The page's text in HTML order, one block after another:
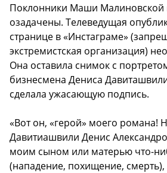
Поклонники Маши Малиновской
озадачены. Телеведущая
странице в «Инстаграме»
экстремистская организация)
Она оставила снимок с
бизнесмена Дениса
сделала ужасающую подпись.
«Вот он, «герой» моего романа!
Давитиашвили Денис
моим сыном или матерью что-
(нападение, похищение, смерть),